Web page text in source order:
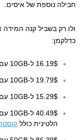
חבילה נוספת של איסים.
כדלקמן:
16.19$ ל-10GB עם תוקף ל-30 יום ב
19.79$ ל-10GB עם תוקף ל-30 יום
15.29$ ל-10GB עם תוקף ל-30 יום
הלטינית כולל